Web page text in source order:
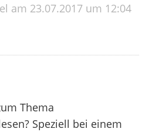
am 23.07.2017 um 12:04
Thema
Speziell bei einem